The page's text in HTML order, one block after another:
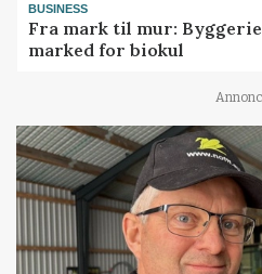
BUSINESS
Fra mark til mur:
marked for biokul